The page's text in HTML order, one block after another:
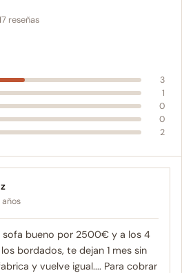
reseñas
3
1
0
0
2
años
sofa bueno por 2500€ y a los 4
bordados, te dejan 1 mes sin
y vuelve igual.... Para cobrar